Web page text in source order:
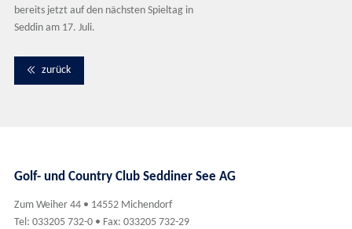
bereits jetzt auf den nächsten Spieltag in
Seddin am 17. Juli.
zurück
Golf- und Country Club Seddiner See AG
Zum Weiher 44 • 14552 Michendorf
Tel: 033205 732-0 • Fax: 033205 732-29